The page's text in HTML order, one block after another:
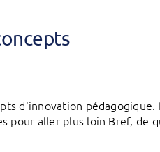
d'innovation pédagogique.
pour aller plus loin Bref, de